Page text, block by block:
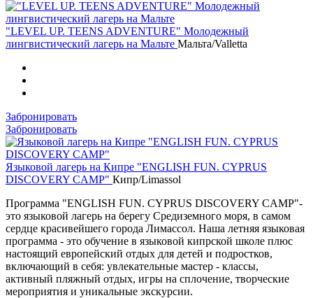
"LEVEL UP. TEENS ADVENTURE" Молодежный
лингвистический лагерь на Мальте Мальта/Valletta
Забронировать
Забронировать
Языковой лагерь на Кипре "ENGLISH FUN. CYPRUS
DISCOVERY CAMP" Кипр/Limassol
Программа "ENGLISH FUN. CYPRUS DISCOVERY CAMP"-
это языковой лагерь на берегу Средиземного моря, в самом
сердце красивейшего города Лимассол. Наша летняя языковая
программа - это обучение в языковой кипрской школе плюс
настоящий европейский отдых для детей и подростков,
включающий в себя: увлекательные мастер - классы,
активный пляжный отдых, игры на сплочение, творческие
мероприятия и уникальные экскурсии.